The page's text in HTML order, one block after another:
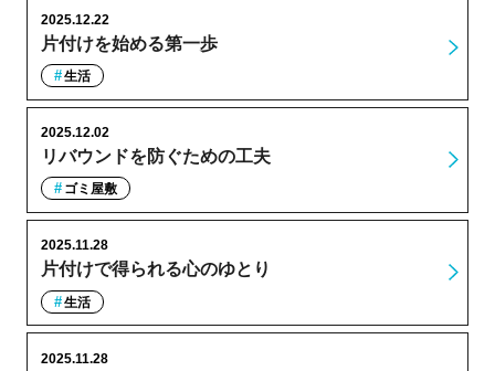
片付けを始める第一歩
2025.12.22
生活
リバウンドを防ぐための工夫
2025.12.02
ゴミ屋敷
片付けで得られる心のゆとり
2025.11.28
生活
2025.11.28